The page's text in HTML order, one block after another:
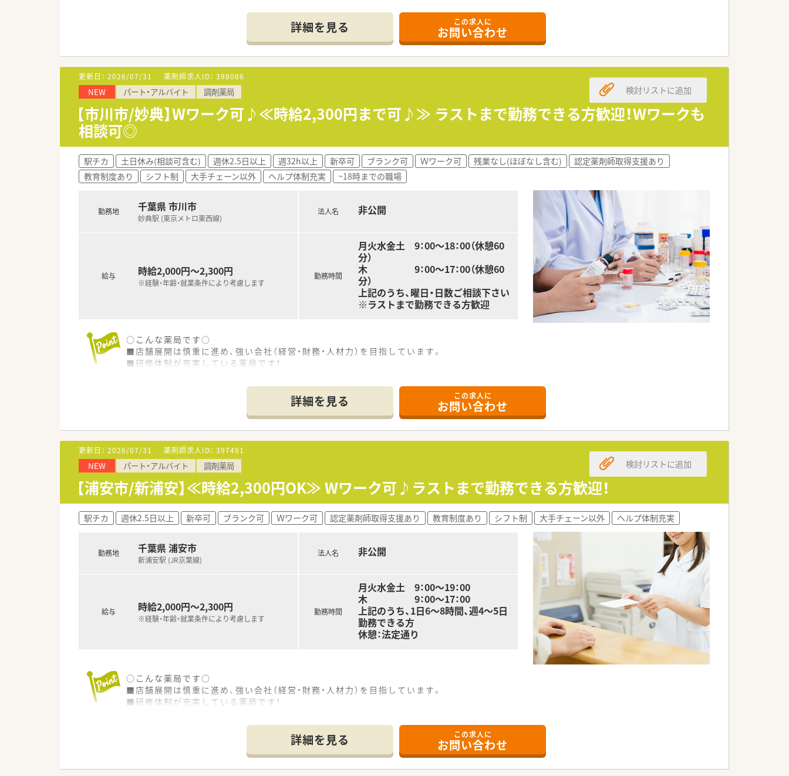
■千葉県船橋市に1店舗展開している調剤薬局です。近隣住民に寄り添う医療の提供を心掛けていらっしゃいます。
■30年程の歴史がございますが、2022年に改装オープンをしたためとてもきれいな店舗です。
■近隣クリニック、病院など様々な処方を応需しており、薬の知識を幅広く身に着けることができます。
また漢方の取り扱いが処方薬一般薬共に多数のため、漢方に携わりたいとお考えの方にもおすすめです。
■分包機、散剤監査機、軟膏練り機など、機材も充実しております。
■異動はございませんので、腰を据えて長くご就業いただくことが可能です。
■門前のドクターとの関係も良好です。
■子育てにも理解ある就業環境です。
詳細を見る この求人に
お問い合わせ
更新日： 2026/07/31 薬剤師求人ID： 398086
NEW パート・アルバイト 調剤薬局
【市川市/妙典】Wワーク可♪≪時給2,300円まで可♪≫ ラストまで勤務できる方歓迎！Wワークも
相談可◎
検討リストに追加
駅チカ 土日休み(相談可含む) 週休2.5日以上 週32h以上 新卒可 ブランク可 Ｗワーク可 残業なし(ほぼなし含む)
認定薬剤師取得支援あり
教育制度あり
シフト制 大手チェーン以外 ヘルプ体制充実 ~18時までの職場
勤務地 千葉県 市川市
妙典駅 (東京メトロ東西線)
給与 時給2,000円～2,300円
※経験・年齢・就業条件により考慮します
法人名 非公開
勤務時間
月火水金土 9：00～18：00（休憩60
分）
木 9：00～17：00（休憩60
分）
上記のうち、曜日・日数ご相談下さい
※ラストまで勤務できる方歓迎
○こんな薬局です○
■店舗展開は慎重に進め、強い会社（経営・財務・人材力）を目指しています。
■研修体制が充実している薬局です！
■平均年齢20代後半。20代の方も活躍している職場です。
■新卒研修、中途入社研修、薬局内研修、学術大会、各種管理職研修、ＤＩ研修会、
模擬調剤室が本社にあり。
■定期的に行われるスキルアップ研修・シンポジウム形式で行われる
「社内学術大会」大学での「学術勉強会」・「職務担当者別研修会」など
詳細を見る この求人に
お問い合わせ
更新日： 2026/07/31 薬剤師求人ID： 397491
NEW パート・アルバイト 調剤薬局
【浦安市/新浦安】≪時給2,300円OK≫ Wワーク可♪ラストまで勤務できる方歓迎！
検討リストに追加
駅チカ 週休2.5日以上 新卒可 ブランク可 Ｗワーク可 認定薬剤師取得支援あり 教育制度あり シフト制 大手チェーン以外 ヘルプ体制充実
勤務地 千葉県 浦安市
新浦安駅 (JR京葉線)
給与 時給2,000円～2,300円
※経験・年齢・就業条件により考慮します
法人名 非公開
勤務時間
月火水金土 9：00～19：00
木 9：00～17：00
上記のうち、1日6～8時間、週4～5日
勤務できる方
休憩：法定通り
○こんな薬局です○
■店舗展開は慎重に進め、強い会社（経営・財務・人材力）を目指しています。
■研修体制が充実している薬局です！
■平均年齢20代後半。20代の方も活躍している職場です。
■新卒研修、中途入社研修、薬局内研修、学術大会、各種管理職研修、ＤＩ研修会、
模擬調剤室が本社にあり。
詳細を見る この求人に
お問い合わせ